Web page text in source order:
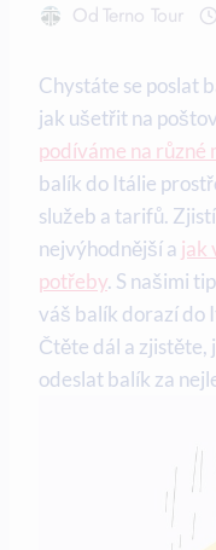
OdTerno Tour
Chystáte se poslat
jak ušetřit na
podíváme na různé
balík do Itálie
služeb a tarifů.
nejvýhodnější a jak
potřeby. S našimi
váš balík dorazí do
Čtěte dál a
odeslat balík za